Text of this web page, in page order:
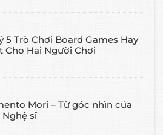
5 Trò Chơi Board Games Hay
Cho Hai Người Chơi
Mori – Từ góc nhìn của
sĩ